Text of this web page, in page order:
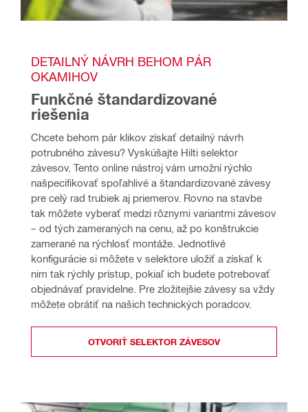
DETAILNÝ NÁVRH BEHOM PÁR
OKAMIHOV
Funkčné štandardizované
riešenia
Chcete behom pár klikov získať detailný návrh
potrubného závesu? Vyskúšajte Hilti selektor
závesov. Tento online nástroj vám umožní rýchlo
našpecifikovať spoľahlivé a štandardizované závesy
pre celý rad trubiek aj priemerov. Rovno na stavbe
tak môžete vyberať medzi rôznymi variantmi závesov
– od tých zameraných na cenu, až po konštrukcie
zamerané na rýchlosť montáže. Jednotlivé
konfigurácie si môžete v selektore uložiť a získať k
nim tak rýchly prístup, pokiaľ ich budete potrebovať
objednávať pravidelne. Pre zložitejšie závesy sa vždy
môžete obrátiť na našich technických poradcov.
OTVORIŤ SELEKTOR ZÁVESOV